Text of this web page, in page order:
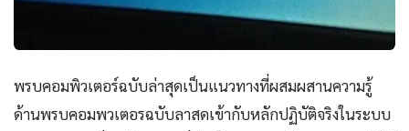
พรบคอมพิวเตอร์ฉบับล่าสุดเป็นแนวทางที่ผสมผสานความรู้
ด้านพรบคอมพวเตอรฉบับลาสดเข้ากับหลักปฏิบัติจริงในระบบ